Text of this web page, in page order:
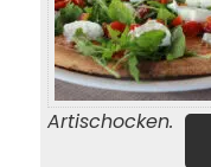
Artischocken.